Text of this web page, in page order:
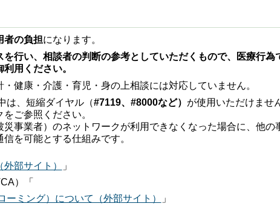
者の負担になります。
行い、相談者の判断の参考としていただくもので、医療行為
用ください。
健康・介護・育児・身の上相談には対応していません。
は、短縮ダイヤル（#7119、#8000など） が使用いただけませ
ご参照ください。
事業者）のネットワークが利用できなくなった場合に、他の
を可能とする仕組みです。
部サイト）
」
）「
ミング）について（外部サイト）
」